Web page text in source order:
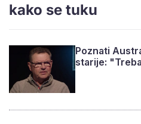
kako se tuku
Poznati
starije: